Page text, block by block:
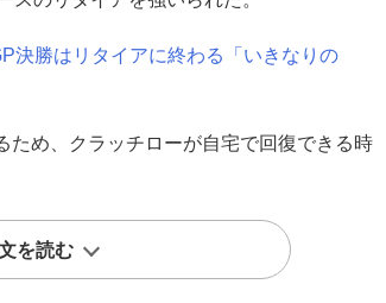
決勝はリタイアに終わる「いきなりの
ため、クラッチローが自宅で回復できる時
を読む